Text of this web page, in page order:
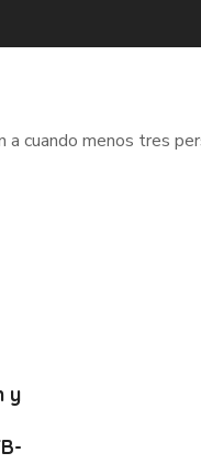
cuando menos tres
y